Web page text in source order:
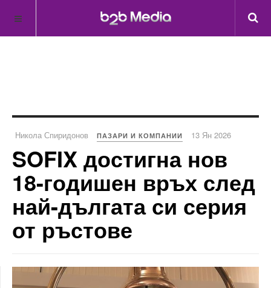
Никола Спиридонов ПАЗАРИ И КОМПАНИИ 13 Ян 2026
SOFIX достигна нов
18-годишен връх след
най-дългата си серия
от ръстове